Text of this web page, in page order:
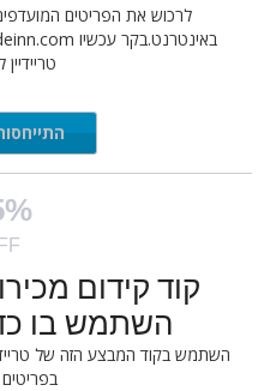
לרכוש את הפריטים
קוד קידום
השתמש בו כדי